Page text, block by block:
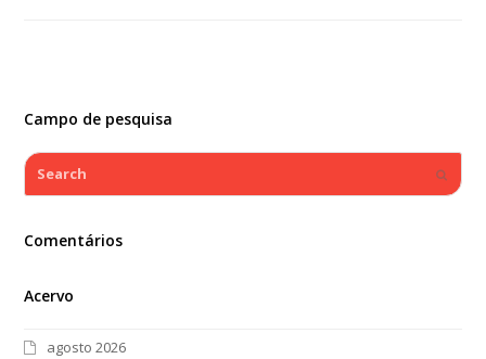
Campo de pesquisa
Search
Comentários
Acervo
agosto 2026